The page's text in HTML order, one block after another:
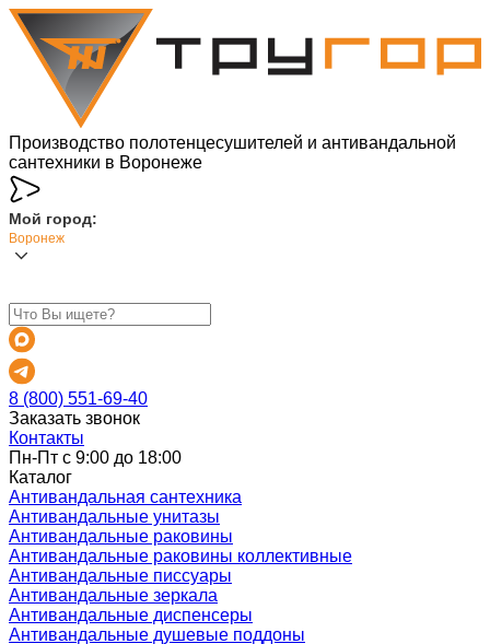
Производство полотенцесушителей и антивандальной
сантехники в Воронеже
Мой город:
Воронеж
8 (800) 551-69-40
Заказать звонок
Контакты
Пн-Пт с 9:00 до 18:00
Каталог
Антивандальная сантехника
Антивандальные унитазы
Антивандальные раковины
Антивандальные раковины коллективные
Антивандальные писсуары
Антивандальные зеркала
Антивандальные диспенсеры
Антивандальные душевые поддоны